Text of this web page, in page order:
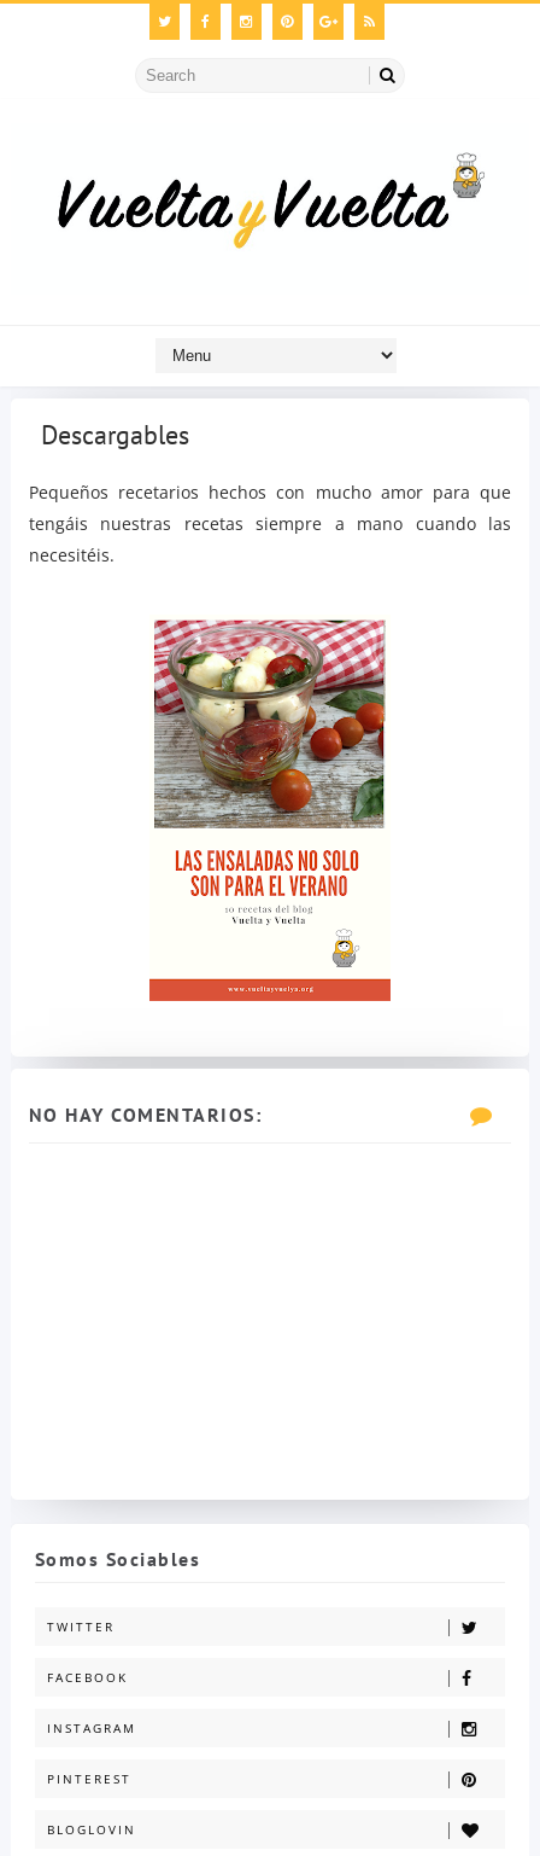
Descargables
Pequeños recetarios hechos con mucho amor para que
tengáis nuestras recetas siempre a mano cuando las
necesitéis.
NO HAY COMENTARIOS:
Somos Sociables
TWITTER
FACEBOOK
INSTAGRAM
PINTEREST
BLOGLOVIN